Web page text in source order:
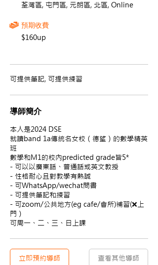
荃灣區, 屯門區, 元朗區, 北區, Online
預期收費
$160up
可提供筆記, 可提供練習
導師簡介
本人是2024 DSE
就讀band 1a傳統名女校（德望）的數學精英
班
數學和M1的校內predicted grade皆5*
- 可以以廣東話、普通話或英文教授
- 性格耐心且對教學有熱誠
- 可WhatsApp/wechat問書
- 可提供筆記和練習
- 可zoom/公共地方(eg cafe/會所)補習(❌上
門）
可周一、二、三、日上課
立即預約導師 查看其他導師